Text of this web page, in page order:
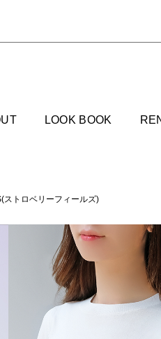
LOOK BOOK
ストロベリーフィールズ)